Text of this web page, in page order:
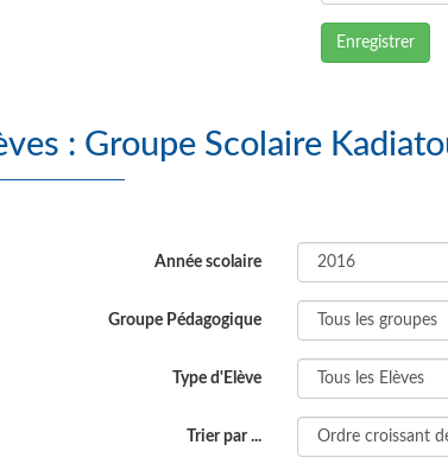
Enregistrer
Liste des Elèves : Groupe
Année scolaire
Groupe Pédagogique
Type d'Elève
Trier par ...